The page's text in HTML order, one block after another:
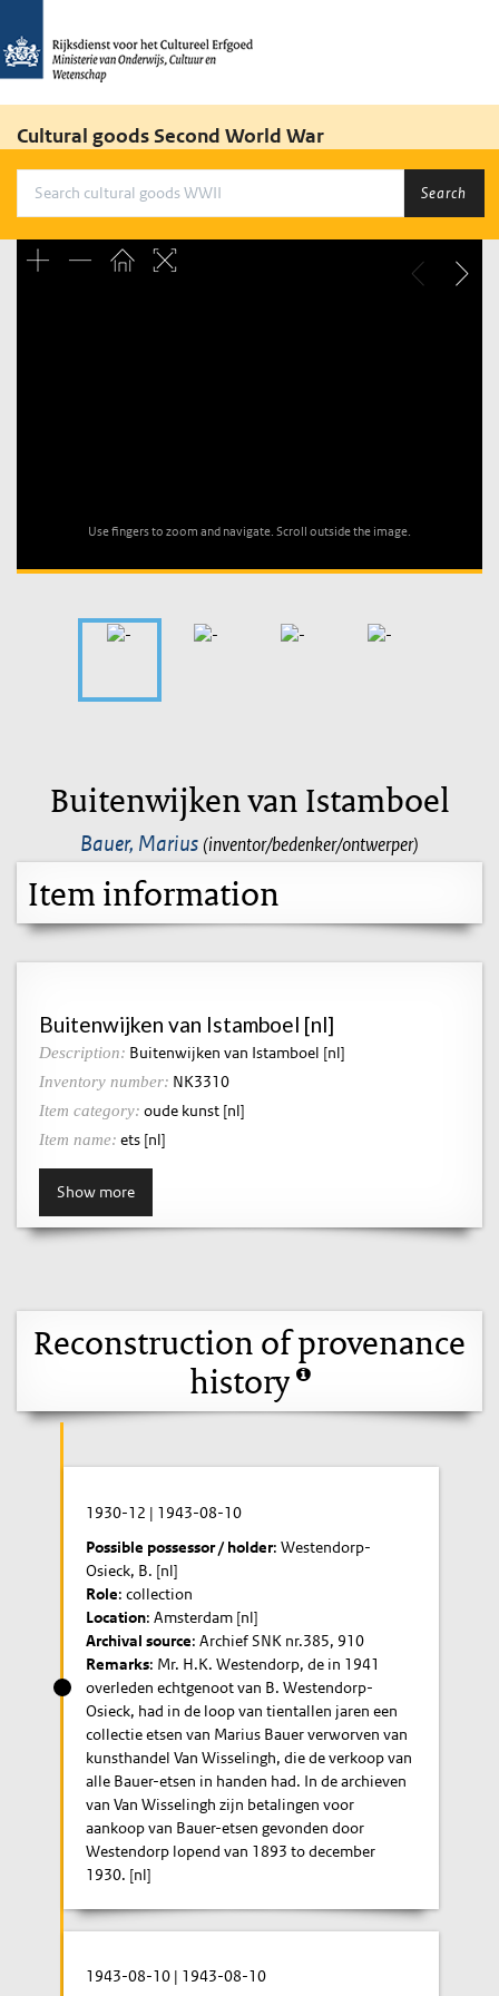
Cultural goods Second World War
Search
Use fingers to zoom and navigate. Scroll outside the image.
Buitenwijken van Istamboel
Bauer, Marius (inventor/bedenker/ontwerper)
Item information
Buitenwijken van Istamboel [nl]
Description: Buitenwijken van Istamboel [nl]
Inventory number: NK3310
Item category: oude kunst [nl]
Item name: ets [nl]
Show more
Reconstruction of provenance
history
1930-12 | 1943-08-10
Possible possessor / holder: Westendorp-
Osieck, B. [nl]
Role: collection
Location: Amsterdam [nl]
Archival source: Archief SNK nr.385, 910
Remarks: Mr. H.K. Westendorp, de in 1941
overleden echtgenoot van B. Westendorp-
Osieck, had in de loop van tientallen jaren een
collectie etsen van Marius Bauer verworven van
kunsthandel Van Wisselingh, die de verkoop van
alle Bauer-etsen in handen had. In de archieven
van Van Wisselingh zijn betalingen voor
aankoop van Bauer-etsen gevonden door
Westendorp lopend van 1893 to december
1930. [nl]
1943-08-10 | 1943-08-10